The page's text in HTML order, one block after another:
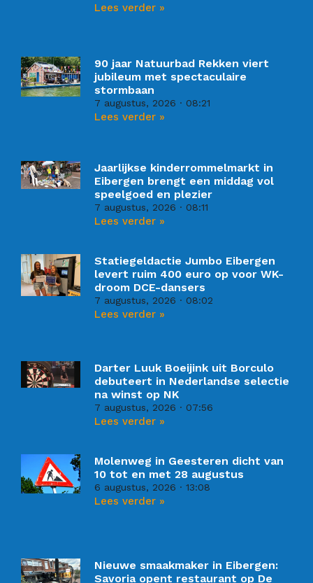
Lees verder »
90 jaar Natuurbad Rekken viert
jubileum met spectaculaire
stormbaan
7 augustus, 2026 08:21
Lees verder »
Jaarlijkse kinderrommelmarkt in
Eibergen brengt een middag vol
speelgoed en plezier
7 augustus, 2026 08:11
Lees verder »
Statiegeldactie Jumbo Eibergen
levert ruim 400 euro op voor WK-
droom DCE-dansers
7 augustus, 2026 08:02
Lees verder »
Darter Luuk Boeijink uit Borculo
debuteert in Nederlandse selectie
na winst op NK
7 augustus, 2026 07:56
Lees verder »
Molenweg in Geesteren dicht van
10 tot en met 28 augustus
6 augustus, 2026 13:08
Lees verder »
Nieuwe smaakmaker in Eibergen:
Savoria opent restaurant op De